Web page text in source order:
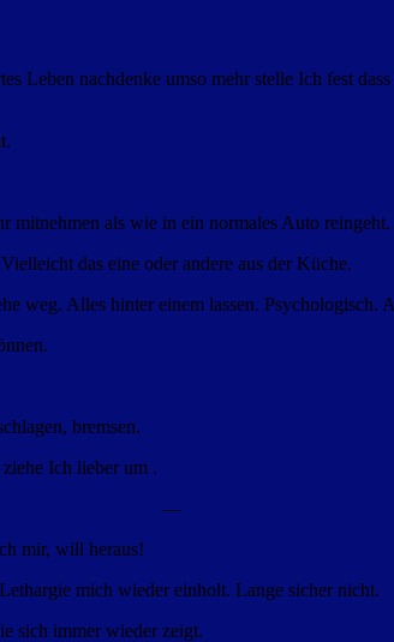
Leben nachdenke umso mehr stelle Ich fest
als wie in ein normales Auto reingeht.
das eine oder andere aus der Küche.
weg. Alles hinter einem lassen. Psychologisch.
bremsen.
Ich lieber um .
—
mir, will heraus!
mich wieder einholt. Lange sicher nicht.
sich immer wieder zeigt.